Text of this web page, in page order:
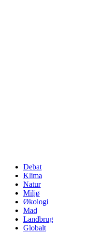
Debat
Klima
Natur
Miljø
Økologi
Mad
Landbrug
Globalt